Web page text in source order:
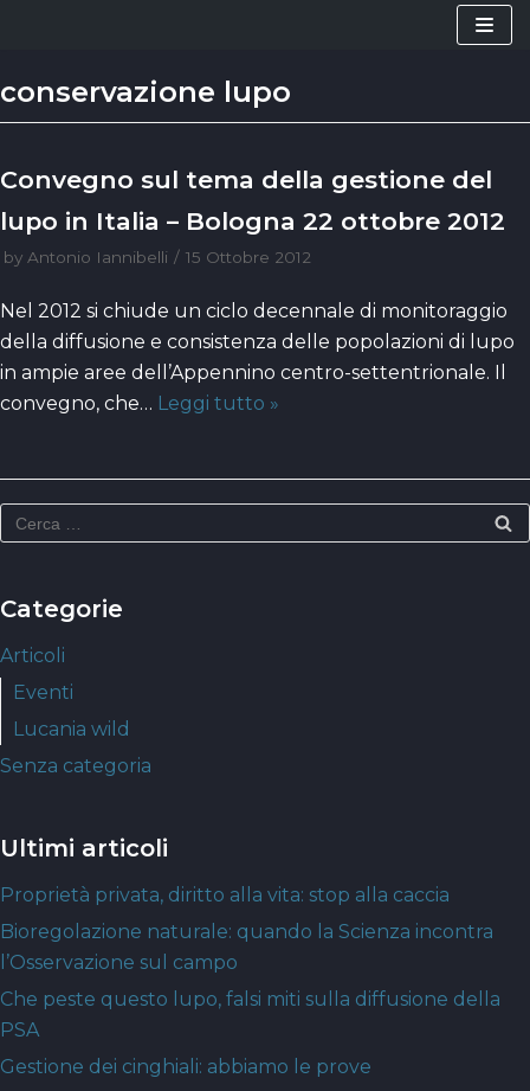
contenuto
conservazione lupo
Convegno sul tema della gestione del
lupo in Italia – Bologna 22 ottobre 2012
by Antonio Iannibelli 15 Ottobre 2012
Nel 2012 si chiude un ciclo decennale di monitoraggio
della diffusione e consistenza delle popolazioni di lupo
in ampie aree dell’Appennino centro-settentrionale. Il
convegno, che… Leggi tutto »
Categorie
Articoli
Eventi
Lucania wild
Senza categoria
Ultimi articoli
Proprietà privata, diritto alla vita: stop alla caccia
Bioregolazione naturale: quando la Scienza incontra
l’Osservazione sul campo
Che peste questo lupo, falsi miti sulla diffusione della
PSA
Gestione dei cinghiali: abbiamo le prove